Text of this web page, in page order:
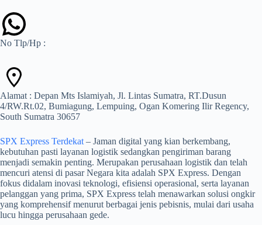
No Tlp/Hp :
Alamat : Depan Mts Islamiyah, Jl. Lintas Sumatra, RT.Dusun
4/RW.Rt.02, Bumiagung, Lempuing, Ogan Komering Ilir Regency,
South Sumatra 30657
SPX Express Terdekat – Jaman digital yang kian berkembang,
kebutuhan pasti layanan logistik sedangkan pengiriman barang
menjadi semakin penting. Merupakan perusahaan logistik dan telah
mencuri atensi di pasar Negara kita adalah SPX Express. Dengan
fokus didalam inovasi teknologi, efisiensi operasional, serta layanan
pelanggan yang prima, SPX Express telah menawarkan solusi ongkir
yang komprehensif menurut berbagai jenis pebisnis, mulai dari usaha
lucu hingga perusahaan gede.